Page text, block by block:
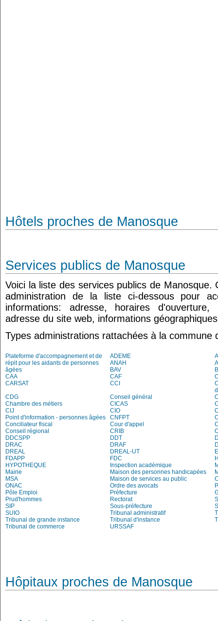
Hôtels proches de Manosque
Services publics de Manosque
Voici la liste des services publics de Manosque.
administration de la liste ci-dessous pour
informations: adresse, horaires
adresse du site web, informations
Types administrations rattachées à la commune
Plateforme d'accompagnement et de
répit pour les aidants de personnes
âgées
ADEME
ANAH
BAV
CAA
CAF
CARSAT
CCI
CDG
Conseil général
Chambre des métiers
CICAS
CIJ
CIO
Point d'information - personnes âgées
CNFPT
Conciliateur fiscal
Cour d'appel
Conseil régional
CRIB
DDCSPP
DDT
DRAC
DRAF
DREAL
DREAL-UT
FDAPP
FDC
HYPOTHEQUE
Inspection académique
Mairie
Maison des personnes handicapées
MSA
Maison de services au public
ONAC
Ordre des avocats
Pôle Emploi
Préfecture
Prud'hommes
Rectorat
SIP
Sous-préfecture
SUIO
Tribunal administratif
Tribunal de grande instance
Tribunal d'instance
Tribunal de commerce
URSSAF
Hôpitaux proches de Manosque